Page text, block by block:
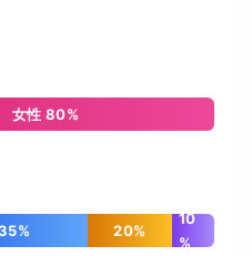
女性 80%
20%
10
%